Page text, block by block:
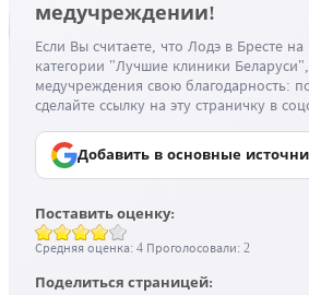
медучреждении!
Если Вы считаете, что Лодэ в Бресте на
категории "Лучшие клиники
медучреждения свою благодарность:
сделайте ссылку на эту страничку в
Добавить в основные
Поставить оценку:
Средняя оценка: 4 Проголосовали:
Поделиться страницей: